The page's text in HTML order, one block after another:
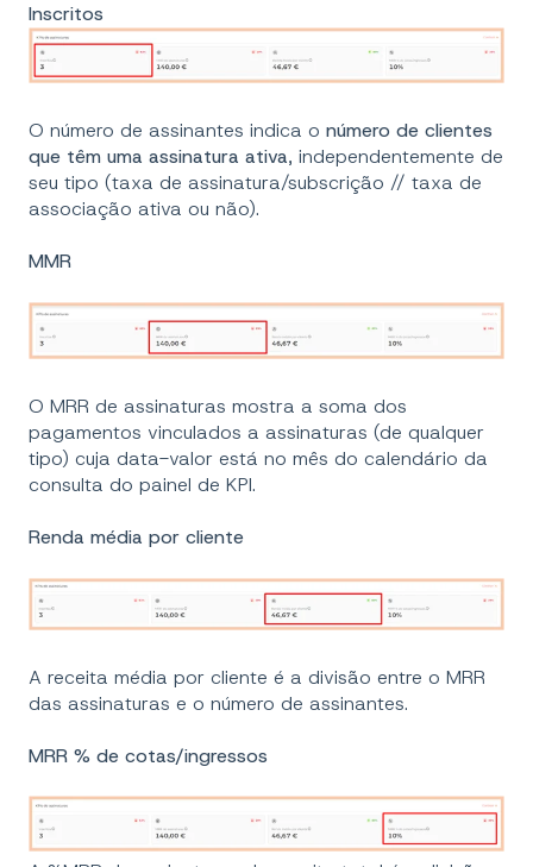
Inscritos
O número de assinantes indica o número de clientes
que têm uma assinatura ativa, independentemente de
seu tipo (taxa de assinatura/subscrição // taxa de
associação ativa ou não).
MMR
O MRR de assinaturas mostra a soma dos
pagamentos vinculados a assinaturas (de qualquer
tipo) cuja data-valor está no mês do calendário da
consulta do painel de KPI.
Renda média por cliente
A receita média por cliente é a divisão entre o MRR
das assinaturas e o número de assinantes.
MRR % de cotas/ingressos